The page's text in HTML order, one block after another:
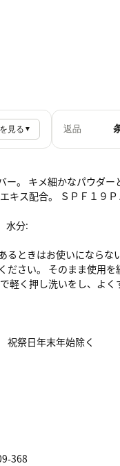
見る ▼ 返品
。 キメ細かなパウダ
キス配合。 ＳＰＦ１９Ｐ
水分:
るときはお使いになら
ださい。 そのまま使用
軽く押し洗いをし、よく
祭日年末年始除く
368